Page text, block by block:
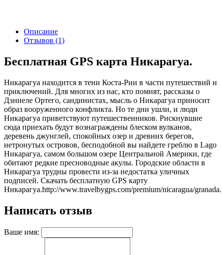
Описание
Отзывов (1)
Бесплатная GPS карта Никарагуа.
Никарагуа находится в тени Коста-Рии в части путешествий и
приключений. Для многих из нас, кто помнят, рассказы о
Дэниеле Ортего, сандинистах, мысль о Никарагуа приносит
образ вооруженного конфликта. Но те дни ушли, и люди
Никарагуа приветствуют путешественников. Рискнувшие
сюда приехать будут вознаграждены блеском вулканов,
деревень джунглей, спокойных озер и древних берегов,
нетронутых островов, бесподобной вы найдете греблю в Lago
Никарагуа, самом большом озере Центральной Америки, где
обитают редкие пресноводные акулы. Городские области в
Никарагуа трудны провести из-за недостатка уличных
подписей. Скачать бесплатную GPS карту
Никарагуа.http://www.travelbygps.com/premium/nicaragua/
Написать отзыв
Ваше имя: